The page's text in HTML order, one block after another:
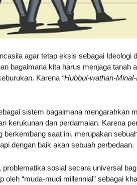
agar tetap eksis sebagai Ideologi
bagaimana kita harus menjaga tanah
Karena “Hubbul-wathan-
sistem bagaimana mengarahkan
kerukunan dan perdamaian. Karena
berkembang saat ini, merupakan
dengan baik akan sebuah perbedaan.
problematika sosial secara universal
oleh “muda-mudi millennial” sebagai